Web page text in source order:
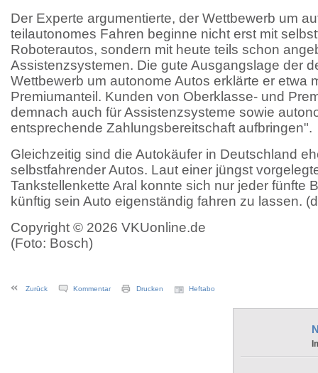
Der Experte argumentierte, der Wettbewerb um
teilautonomes Fahren beginne nicht erst mit
Roboterautos, sondern mit heute teils schon
Assistenzsystemen. Die gute Ausgangslage der
Wettbewerb um autonome Autos erklärte er etwa
Premiumanteil. Kunden von Oberklasse- und
demnach auch für Assistenzsysteme sowie
entsprechende Zahlungsbereitschaft aufbringen".
Gleichzeitig sind die Autokäufer in Deutschland
selbstfahrender Autos. Laut einer jüngst
Tankstellenkette Aral konnte sich nur jeder fünfte
künftig sein Auto eigenständig fahren zu lassen.
Copyright © 2026 VKUonline.de
(Foto: Bosch)
Zurück Kommentar Drucken Heftabo